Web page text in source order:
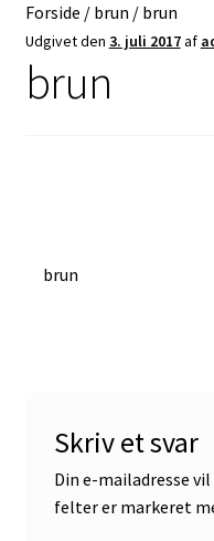
BUKSER TIL
KONTAKT
Forside / brun / brun
Udgivet den 3. juli 2017af
brun
Forrige
brun
Skriv et svar
Din e-mailadresse
felter er markeret